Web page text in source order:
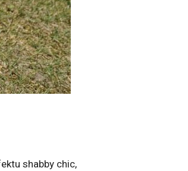
shabby chic,